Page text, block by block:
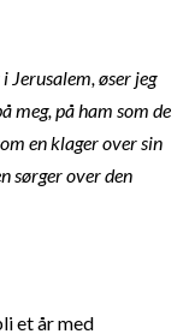
Jerusalem, øser jeg
meg, på ham som de
en klager over sin
sørger over den
et år med